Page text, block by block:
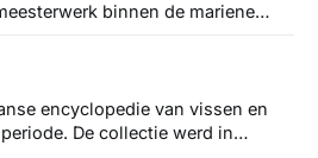
binnen de mariene
kwallensoorten en hun
handgetekende
van Mayer zelf.
encyclopedie van vissen en
De collectie werd in